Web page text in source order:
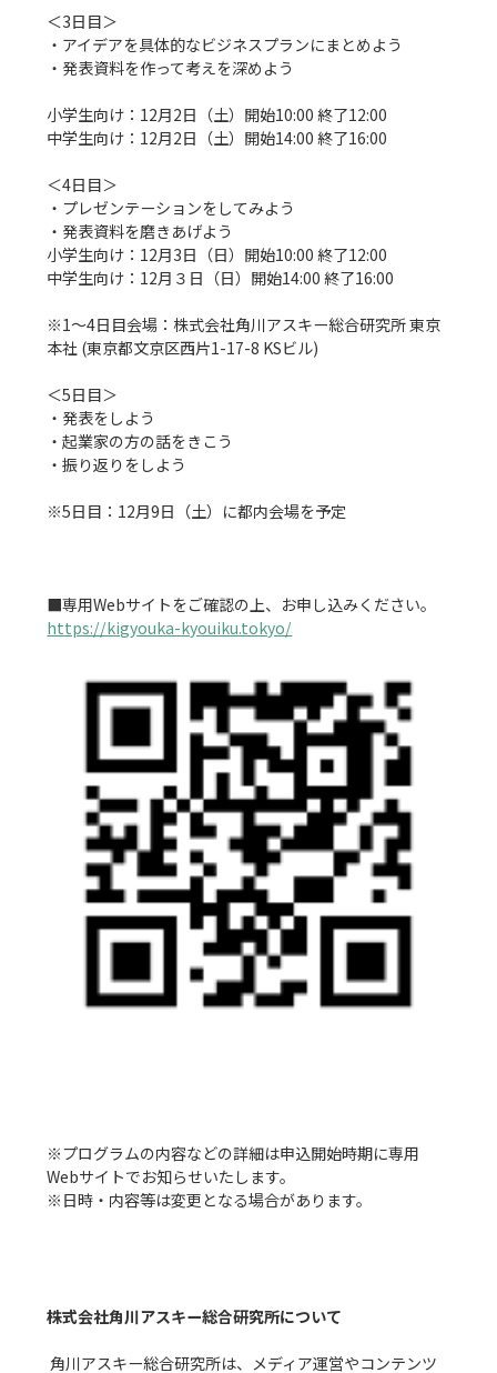
＜3日目＞
・アイデアを具体的なビジネスプランにまとめよう
・発表資料を作って考えを深めよう
小学生向け：12月2日（土）開始10:00 終了12:00
中学生向け：12月2日（土）開始14:00 終了16:00
＜4日目＞
・プレゼンテーションをしてみよう
・発表資料を磨きあげよう
小学生向け：12月3日（日）開始10:00 終了12:00
中学生向け：12月３日（日）開始14:00 終了16:00
※1〜4日目会場：株式会社角川アスキー総合研究所 東京
本社 (東京都文京区西片1-17-8 KSビル)
＜5日目＞
・発表をしよう
・起業家の方の話をきこう
・振り返りをしよう
※5日目：12月9日（土）に都内会場を予定
https://kigyouka-kyouiku.tokyo/
※プログラムの内容などの詳細は申込開始時期に専用
Webサイトでお知らせいたします。
※日時・内容等は変更となる場合があります。
株式会社角川アスキー総合研究所について